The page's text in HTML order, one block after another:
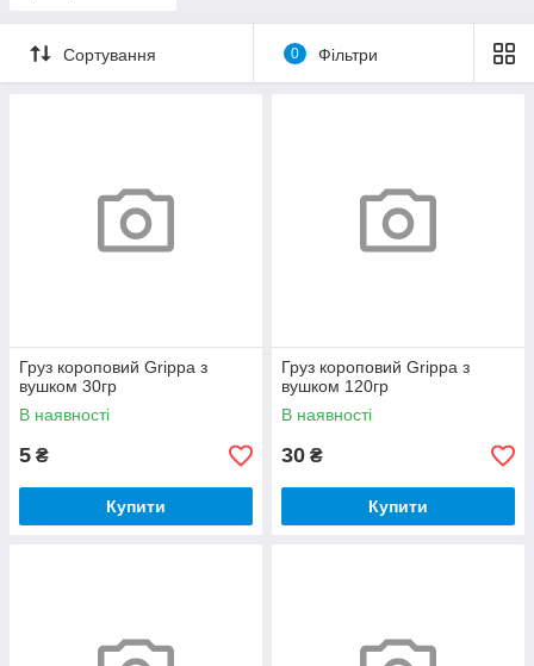
Сортування 0 Фільтри
Груз короповий Grippa з
вушком 30гр
В наявності
5 ₴
Купити
Груз короповий Grippa з
вушком 120гр
В наявності
30 ₴
Купити